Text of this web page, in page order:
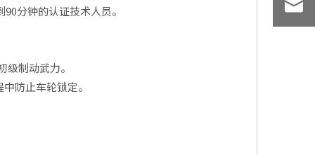
分钟的认证技术人员。
制动武力。
防止车轮锁定。